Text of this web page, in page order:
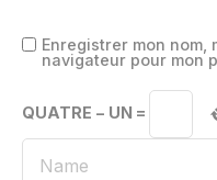
Enregistrer mon nom,
navigateur pour mon
QUATRE − UN =